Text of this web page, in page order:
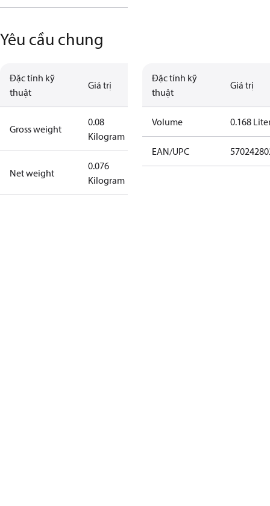
Yêu cầu chung
Đặc tính kỹ
thuật
Giá trị
Gross weight
0.08
Kilogram
Net weight
0.076
Kilogram
Đặc tính kỹ
thuật
Giá trị
Volume 0.168
EAN/UPC